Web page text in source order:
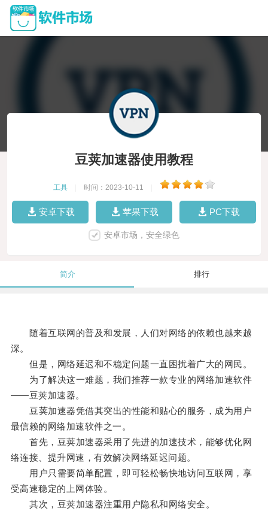
豆荚加速器使用教程
工具 时间：2023-10-11
安卓下载 苹果下载 PC下载
安卓市场，安全绿色
简介 排行
随着互联网的普及和发展，人们对网络的依赖也越来越
深。
但是，网络延迟和不稳定问题一直困扰着广大的网民。
为了解决这一难题，我们推荐一款专业的网络加速软件
——豆荚加速器。
豆荚加速器凭借其突出的性能和贴心的服务，成为用户
最信赖的网络加速软件之一。
首先，豆荚加速器采用了先进的加速技术，能够优化网
络连接、提升网速，有效解决网络延迟问题。
用户只需要简单配置，即可轻松畅快地访问互联网，享
受高速稳定的上网体验。
其次，豆荚加速器注重用户隐私和网络安全。